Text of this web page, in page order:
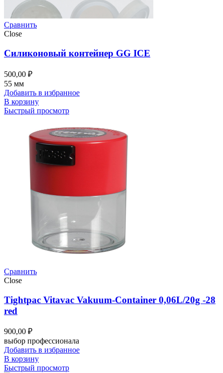
Сравнить
Close
Силиконовый контейнер GG ICE
500,00 ₽
55 мм
Добавить в избранное
В корзину
Быстрый просмотр
Сравнить
Close
Tightpac Vitavac Vakuum-Container 0,06L/20g -28
red
900,00 ₽
выбор профессионала
Добавить в избранное
В корзину
Быстрый просмотр